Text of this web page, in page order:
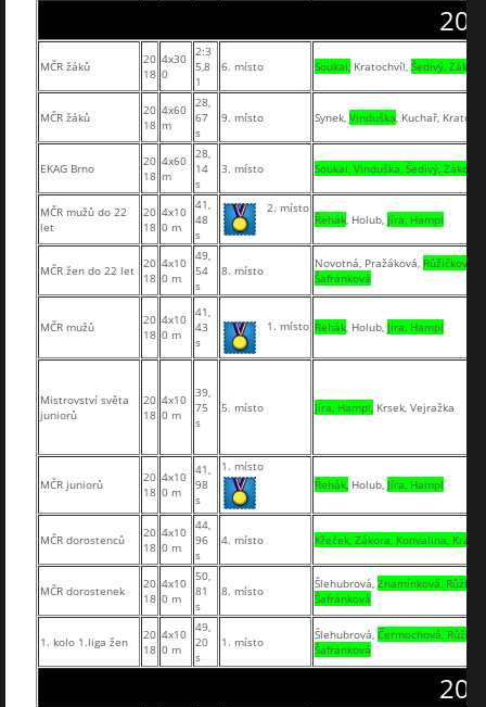
MČR žáků
20
18
4x30
0
2:3
5,8
1
6. místo Soukal, Kratochvíl, Šedivý, Zákora
MČR žáků
20
18
4x60
m
28,
67
s
9. místo Synek, Vinduška, Kuchař,
EKAG Brno
20
18
4x60
m
28,
14
s
3. místo Soukal, Vinduška, Šedivý, Zákora
MČR mužů do 22
let
20
18
4x10
0 m
41,
48
s
2. místo
Řehák, Holub, Jíra, Hampl
MČR žen do 22 let 20
18
4x10
0 m
49,
54
s
8. místo Novotná, Pražáková, Růžičková,
Šafránková
MČR mužů
20
18
4x10
0 m
41,
43
s
1. místo Řehák, Holub, Jíra, Hampl
Mistrovství světa
juniorů
20
18
4x10
0 m
39,
75
s
5. místo Jíra, Hampl, Krsek, Vejražka
MČR juniorů
20
18
4x10
0 m
41,
98
s
1. místo
Řehák, Holub, Jíra, Hampl
MČR dorostenců
20
18
4x10
0 m
44,
96
s
4. místo Křeček, Zákora, Konvalina,
MČR dorostenek
20
18
4x10
0 m
50,
81
s
8. místo Šlehubrová, Znamínková,
Šafránková
1. kolo 1.liga žen
20
18
4x10
0 m
49,
20
s
1. místo Šlehubrová, Čermochová,
Šafránková